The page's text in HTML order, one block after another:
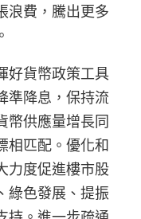
浪費，騰出更多
好貨幣政策工具
準降息，保持流
幣供應量增長同
相匹配。優化和
力度促進樓市股
綠色發展、提振